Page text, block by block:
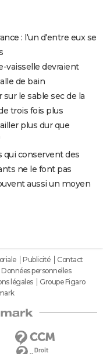
: l'un d'entre eux se
vaisselle devraient
de bain
le sable sec de la
trois fois plus
plus dur que
qui conservent des
ne le font pas
aussi un moyen
Publicité
Contact
Données personnelles
légales
Groupe Figaro